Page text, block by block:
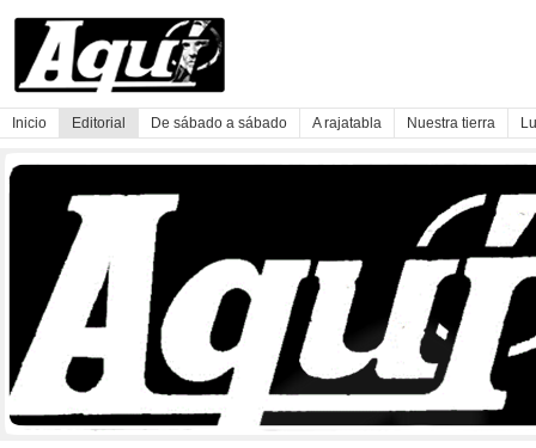
Inicio Editorial De sábado a sábado A rajatabla Nuestra tierra